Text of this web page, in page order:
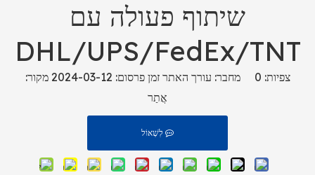
שיתוף פעולה עם
DHL/UPS/FedEx/TNT
צפיות: 0 מחבר: עורך האתר זמן פרסום: 2024-03-12 מקור:
אֲתַר
לִשְׁאוֹל